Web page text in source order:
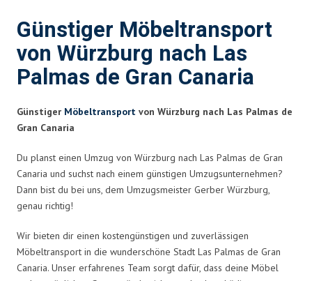
Günstiger Möbeltransport
von Würzburg nach Las
Palmas de Gran Canaria
Günstiger Möbeltransport von Würzburg nach Las Palmas de
Gran Canaria
Du planst einen Umzug von Würzburg nach Las Palmas de Gran
Canaria und suchst nach einem günstigen Umzugsunternehmen?
Dann bist du bei uns, dem Umzugsmeister Gerber Würzburg,
genau richtig!
Wir bieten dir einen kostengünstigen und zuverlässigen
Möbeltransport in die wunderschöne Stadt Las Palmas de Gran
Canaria. Unser erfahrenes Team sorgt dafür, dass deine Möbel